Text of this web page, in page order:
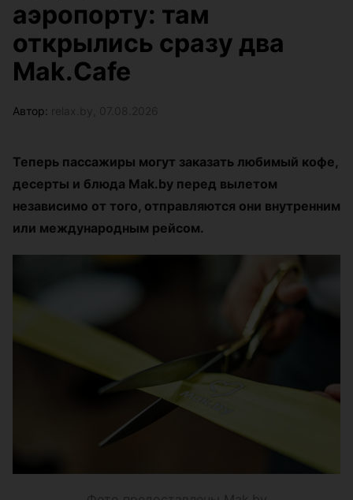
аэропорту: там
открылись сразу два
Mak.Cafe
Автор:
Теперь пассажиры могут заказать любимый кофе,
десерты и блюда Mak.by перед вылетом
независимо от того, отправляются они внутренним
или международным рейсом.